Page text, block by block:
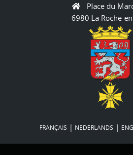
Place du
6980 La Roche-
FRANÇAIS | NEDERLANDS |